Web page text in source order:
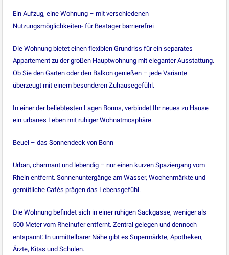
Ein Aufzug, eine Wohnung – mit verschiedenen
Nutzungsmöglichkeiten- für Bestager barrierefrei
Die Wohnung bietet einen flexiblen Grundriss für ein separates
Appartement zu der großen Hauptwohnung mit eleganter Ausstattung.
Ob Sie den Garten oder den Balkon genießen – jede Variante
überzeugt mit einem besonderen Zuhausegefühl.
In einer der beliebtesten Lagen Bonns, verbindet Ihr neues zu Hause
ein urbanes Leben mit ruhiger Wohnatmosphäre.
Beuel – das Sonnendeck von Bonn
Urban, charmant und lebendig – nur einen kurzen Spaziergang vom
Rhein entfernt. Sonnenuntergänge am Wasser, Wochenmärkte und
gemütliche Cafés prägen das Lebensgefühl.
Die Wohnung befindet sich in einer ruhigen Sackgasse, weniger als
500 Meter vom Rheinufer entfernt. Zentral gelegen und dennoch
entspannt: In unmittelbarer Nähe gibt es Supermärkte, Apotheken,
Ärzte, Kitas und Schulen.